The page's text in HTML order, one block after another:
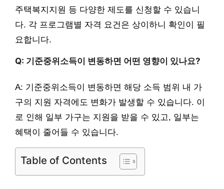
주택복지지원 등 다양한 제도를 신청할 수 있습니
다. 각 프로그램별 자격 요건은 상이하니 확인이 필
요합니다.
Q: 기준중위소득이 변동하면 어떤 영향이 있나요?
A: 기준중위소득이 변동하면 해당 소득 범위 내 가
구의 지원 자격에도 변화가 발생할 수 있습니다. 이
로 인해 일부 가구는 지원을 받을 수 있고, 일부는
혜택이 줄어들 수 있습니다.
Table of Contents